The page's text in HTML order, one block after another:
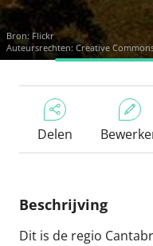
Bron: Flickr
Auteursrechten: Creative
Delen
Beschrijving
Dit is de regio